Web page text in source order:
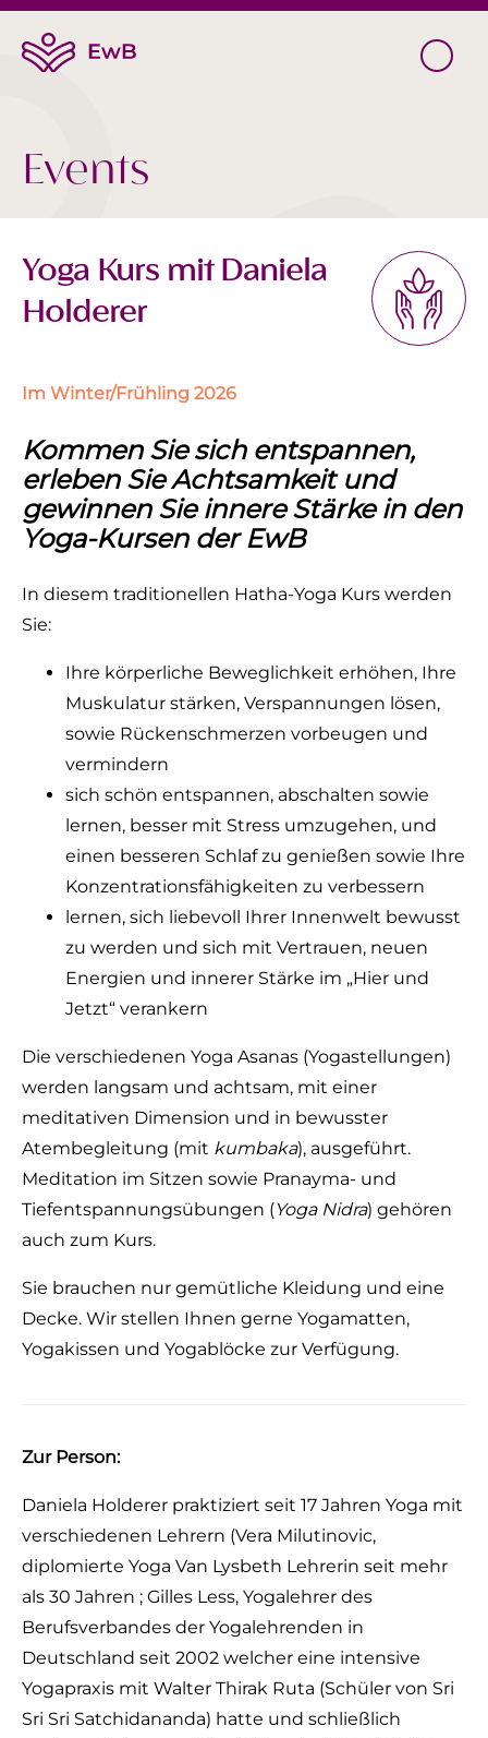
Events
Yoga Kurs mit Daniela
Holderer
Im Winter/Frühling 2026
Kommen Sie sich entspannen,
erleben Sie Achtsamkeit und
gewinnen Sie innere Stärke in den
Yoga-Kursen der EwB
In diesem traditionellen Hatha-Yoga Kurs werden
Sie:
Ihre körperliche Beweglichkeit erhöhen, Ihre
Muskulatur stärken, Verspannungen lösen,
sowie Rückenschmerzen vorbeugen und
vermindern
sich schön entspannen, abschalten sowie
lernen, besser mit Stress umzugehen, und
einen besseren Schlaf zu genießen sowie Ihre
Konzentrationsfähigkeiten zu verbessern
lernen, sich liebevoll Ihrer Innenwelt bewusst
zu werden und sich mit Vertrauen, neuen
Energien und innerer Stärke im „Hier und
Jetzt“ verankern
Die verschiedenen Yoga Asanas (Yogastellungen)
werden langsam und achtsam, mit einer
meditativen Dimension und in bewusster
Atembegleitung (mit kumbaka), ausgeführt.
Meditation im Sitzen sowie Pranayma- und
Tiefentspannungsübungen (Yoga Nidra) gehören
auch zum Kurs.
Sie brauchen nur gemütliche Kleidung und eine
Decke. Wir stellen Ihnen gerne Yogamatten,
Yogakissen und Yogablöcke zur Verfügung.
Zur Person:
Daniela Holderer praktiziert seit 17 Jahren Yoga mit
verschiedenen Lehrern (Vera Milutinovic,
diplomierte Yoga Van Lysbeth Lehrerin seit mehr
als 30 Jahren ; Gilles Less, Yogalehrer des
Berufsverbandes der Yogalehrenden in
Deutschland seit 2002 welcher eine intensive
Yogapraxis mit Walter Thirak Ruta (Schüler von Sri
Sri Sri Satchidananda) hatte und schließlich